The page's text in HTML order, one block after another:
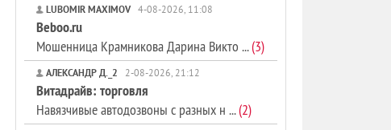
LUBOMIR MAXIMOV 4-08-2026, 11:08
Beboo.ru
Мошенница Крамникова Дарина Викто ...(3)
АЛЕКСАНДР Д._2 2-08-2026, 21:12
Витадрайв: торговля
Навязчивые автодозвоны с разных н ...(2)